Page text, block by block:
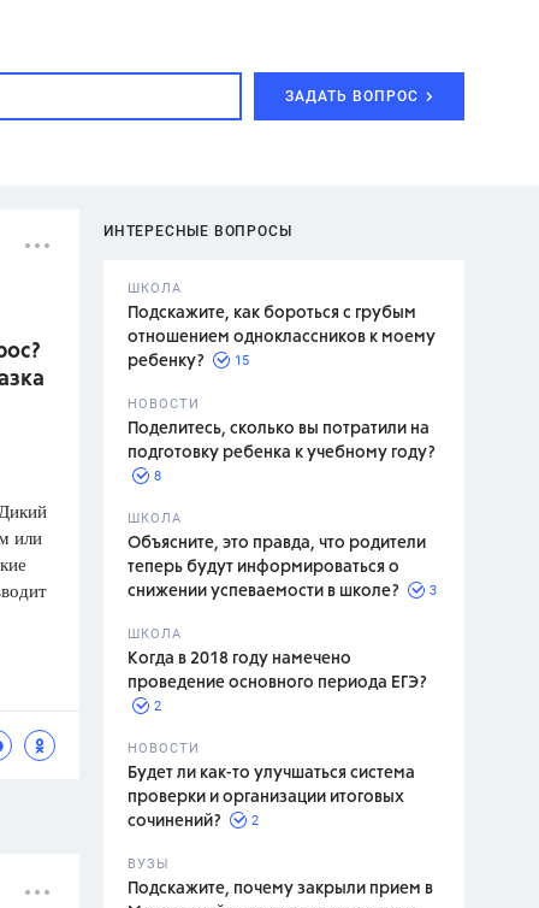
ЗАДАТЬ ВОПРОС
Л.С.,
ИНТЕРЕСНЫЕ ВОПРОСЫ
ШКОЛА
Подскажите, как бороться с грубым
отношением одноклассников к моему
ребенку?
15
НОВОСТИ
Поделитесь, сколько вы потратили на
подготовку ребенка к учебному году?
8
ШКОЛА
Объясните, это правда, что родители
теперь будут информироваться о
снижении успеваемости в школе?
3
ШКОЛА
Когда в 2018 году намечено
проведение основного периода ЕГЭ?
2
НОВОСТИ
Будет ли как-то улучшаться система
проверки и организации итоговых
сочинений?
2
ВУЗЫ
Подскажите, почему закрыли прием в
или